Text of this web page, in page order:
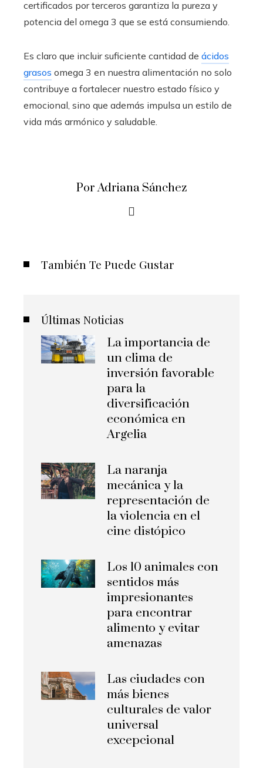
certificados por terceros garantiza la pureza y
potencia del omega 3 que se está consumiendo.
Es claro que incluir suficiente cantidad de ácidos
grasos omega 3 en nuestra alimentación no solo
contribuye a fortalecer nuestro estado físico y
emocional, sino que además impulsa un estilo de
vida más armónico y saludable.
Por Adriana Sánchez
También Te Puede Gustar
Últimas Noticias
La importancia de
un clima de
inversión favorable
para la
diversificación
económica en
Argelia
La naranja
mecánica y la
representación de
la violencia en el
cine distópico
Los 10 animales con
sentidos más
impresionantes
para encontrar
alimento y evitar
amenazas
Las ciudades con
más bienes
culturales de valor
universal
excepcional